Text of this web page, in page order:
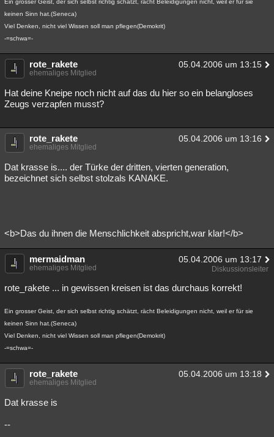
Ein grosser Geist, der sich selbst richtig schätzt, rächt Beleidigungen nicht, weil er für sie
keinen Sinn hat.(Seneca)
Viel Denken, nicht viel Wissen soll man pflegen(Demokrit)
-=schwa=-
rote_rakete 05.04.2006 um 13:15
ehemaliges Mitglied
Hat deine Kneipe noch nicht auf das du hier so ein belangloses
Zeugs verzapfen musst?
rote_rakete 05.04.2006 um 13:16
ehemaliges Mitglied
Dat krasse is.... der Türke der dritten, vierten generation,
bezeichnet sich selbst stolzals KANAKE.
<b>Das du ihnen die Menschlichkeit abspricht,war klar!</b>
mermaidman 05.04.2006 um 13:17
ehemaliges Mitglied Diskussionsleiter
rote_rakete ... in gewissen kreisen ist das durchaus korrekt!
Ein grosser Geist, der sich selbst richtig schätzt, rächt Beleidigungen nicht, weil er für sie
keinen Sinn hat.(Seneca)
Viel Denken, nicht viel Wissen soll man pflegen(Demokrit)
-=schwa=-
rote_rakete 05.04.2006 um 13:18
ehemaliges Mitglied
Dat krasse is
--